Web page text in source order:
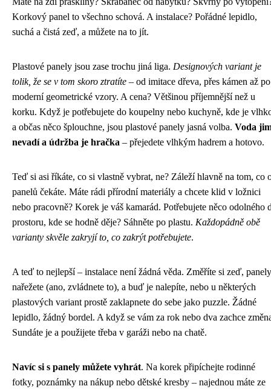
Korkový panel to všechno schová. A instalace? Pořádné lepidlo,
suchá a čistá zeď, a můžete na to jít.
Plastové panely jsou zase trochu jiná liga. Designových variant je
tolik, že se v tom skoro ztratíte – od imitace dřeva, přes kámen až po
moderní geometrické vzory. A cena? Většinou příjemnější než u
korku. Když je potřebujete do koupelny nebo kuchyně, kde je
a občas něco šplouchne, jsou plastové panely jasná volba. Voda
nevadí a údržba je hračka – přejedete vlhkým hadrem a hotovo.
Teď si asi říkáte, co si vlastně vybrat, ne? Záleží hlavně na tom, co
panelů čekáte. Máte rádi přírodní materiály a chcete klid v ložnici
nebo pracovně? Korek je váš kamarád. Potřebujete něco odolného
prostoru, kde se hodně děje? Sáhněte po plastu. Každopádně obě
varianty skvěle zakryjí to, co zakrýt potřebujete.
A teď to nejlepší – instalace není žádná věda. Změříte si zeď, panely
nařežete (ano, zvládnete to), a buď je nalepíte, nebo u některých
plastových variant prostě zaklapnete do sebe jako puzzle. Žádné
lepidlo, žádný bordel. A když se vám za rok nebo dva zachce
Sundáte je a použijete třeba v garáži nebo na chatě.
Navíc si s panely můžete vyhrát. Na korek připíchejte rodinné
fotky, poznámky na nákup nebo dětské kresby – najednou máte ze